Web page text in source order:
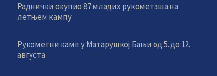
Раднички окупио 87 младих рукометаша на
летњем кампу
Рукометни камп у Матарушкој Бањи од 5. до 12.
августа